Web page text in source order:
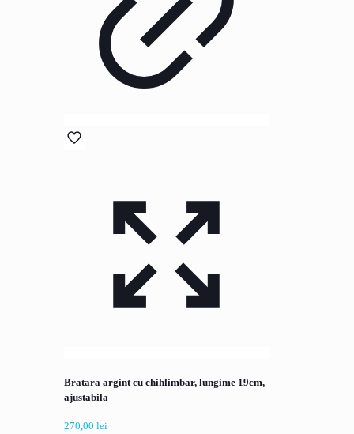
Bratara argint cu chihlimbar, lungime 19cm,
ajustabila
270,00 lei